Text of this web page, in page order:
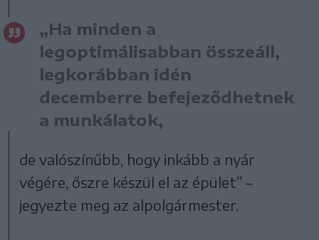
„Ha minden a
legoptimálisabban összeáll,
legkorábban idén
decemberre befejeződhetnek
a munkálatok,
de valószínűbb, hogy inkább a nyár
végére, őszre készül el az épület” –
jegyezte meg az alpolgármester.